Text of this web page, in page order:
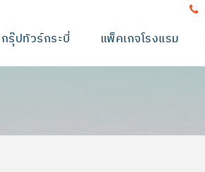
กรุ๊ปทัวร์กระบี่ แพ็คเกจโรงแรม